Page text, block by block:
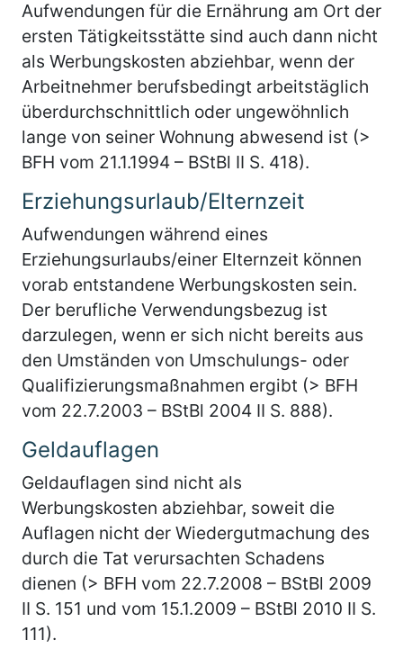
Aufwendungen für die Ernährung am Ort der
ersten Tätigkeitsstätte sind auch dann nicht
als Werbungskosten abziehbar, wenn der
Arbeitnehmer berufsbedingt arbeitstäglich
überdurchschnittlich oder ungewöhnlich
lange von seiner Wohnung abwesend ist (>
BFH vom 21.1.1994 – BStBl II S. 418).
Erziehungsurlaub/Elternzeit
Aufwendungen während eines
Erziehungsurlaubs/einer Elternzeit können
vorab entstandene Werbungskosten sein.
Der berufliche Verwendungsbezug ist
darzulegen, wenn er sich nicht bereits aus
den Umständen von Umschulungs- oder
Qualifizierungsmaßnahmen ergibt (> BFH
vom 22.7.2003 – BStBl 2004 II S. 888).
Geldauflagen
Geldauflagen sind nicht als
Werbungskosten abziehbar, soweit die
Auflagen nicht der Wiedergutmachung des
durch die Tat verursachten Schadens
dienen (> BFH vom 22.7.2008 – BStBl 2009
II S. 151 und vom 15.1.2009 – BStBl 2010 II S.
111).